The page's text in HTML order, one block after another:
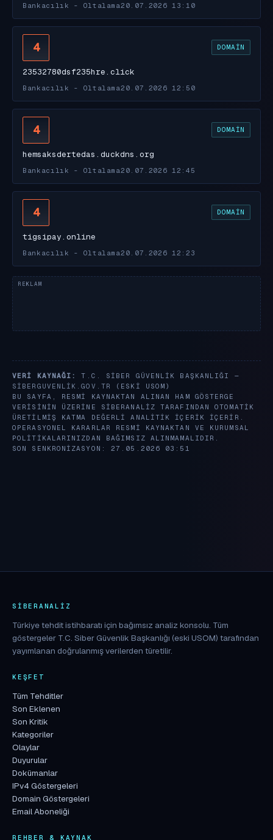
Bankacılık - Oltalama20.07.2026 13:10
4 DOMAIN
23532780dsf235hre.click
Bankacılık - Oltalama20.07.2026 12:50
4 DOMAIN
hemsaksdertedas.duckdns.org
Bankacılık - Oltalama20.07.2026 12:45
4 DOMAIN
tigsipay.online
Bankacılık - Oltalama20.07.2026 12:23
VERI KAYNAĞI:
T.C. SIBER GÜVENLIK BAŞKANLIĞI —
SIBERGUVENLIK.GOV.TR
(ESKI USOM)
BU SAYFA, RESMI KAYNAKTAN ALINAN HAM GÖSTERGE
VERISININ ÜZERINE SIBERANALIZ TARAFINDAN OTOMATIK
ÜRETILMIŞ KATMA DEĞERLI ANALITIK IÇERIK IÇERIR.
OPERASYONEL KARARLAR RESMI KAYNAKTAN VE KURUMSAL
POLITIKALARINIZDAN BAĞIMSIZ ALINMAMALIDIR.
SON SENKRONIZASYON: 27.05.2026 03:51
SIBERANALIZ
Türkiye tehdit istihbaratı için bağımsız analiz konsolu. Tüm
göstergeler T.C. Siber Güvenlik Başkanlığı (eski USOM) tarafından
yayımlanan doğrulanmış verilerden türetilir.
KEŞFET
Tüm Tehditler
Son Eklenen
Son Kritik
Kategoriler
Olaylar
Duyurular
Dokümanlar
IPv4 Göstergeleri
Domain Göstergeleri
Email Aboneliği
REHBER & KAYNAK